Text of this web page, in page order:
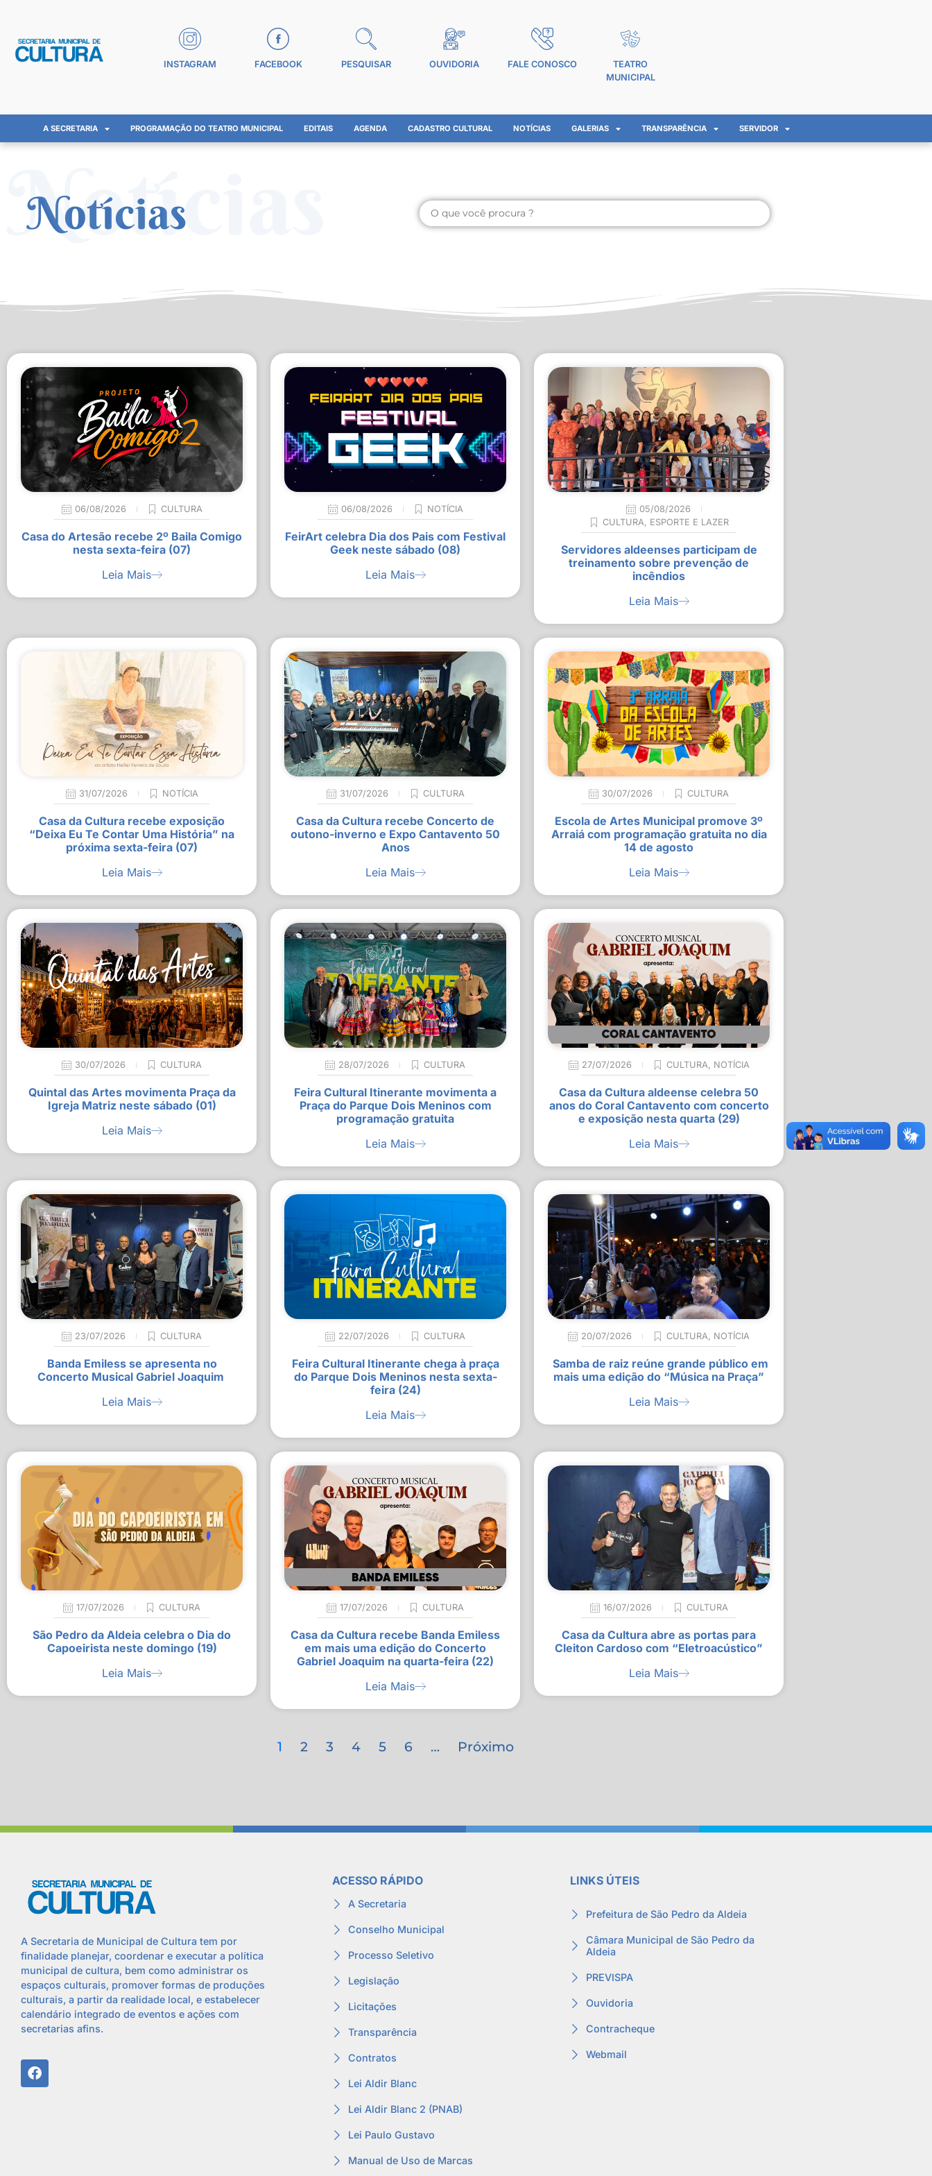
INSTAGRAM FACEBOOK PESQUISAR OUVIDORIA FALE CONOSCO
TEATRO
MUNICIPAL
A SECRETARIA PROGRAMAÇÃO DO TEATRO MUNICIPAL EDITAIS AGENDA CADASTRO CULTURAL NOTÍCIAS GALERIAS TRANSPARÊNCIA SERVIDOR
Notícias
Notícias
06/08/2026 CULTURA
Casa do Artesão recebe 2º Baila Comigo
nesta sexta-feira (07)
Leia Mais
06/08/2026 NOTÍCIA
FeirArt celebra Dia dos Pais com Festival
Geek neste sábado (08)
Leia Mais
05/08/2026
CULTURA, ESPORTE E LAZER
Servidores aldeenses participam de
treinamento sobre prevenção de
incêndios
Leia Mais
31/07/2026 NOTÍCIA
Casa da Cultura recebe exposição
“Deixa Eu Te Contar Uma História” na
próxima sexta-feira (07)
Leia Mais
31/07/2026 CULTURA
Casa da Cultura recebe Concerto de
outono-inverno e Expo Cantavento 50
Anos
Leia Mais
30/07/2026 CULTURA
Escola de Artes Municipal promove 3º
Arraiá com programação gratuita no dia
14 de agosto
Leia Mais
30/07/2026 CULTURA
Quintal das Artes movimenta Praça da
Igreja Matriz neste sábado (01)
Leia Mais
28/07/2026 CULTURA
Feira Cultural Itinerante movimenta a
Praça do Parque Dois Meninos com
programação gratuita
Leia Mais
27/07/2026 CULTURA, NOTÍCIA
Casa da Cultura aldeense celebra 50
anos do Coral Cantavento com concerto
e exposição nesta quarta (29)
Leia Mais
23/07/2026 CULTURA
Banda Emiless se apresenta no
Concerto Musical Gabriel Joaquim
Leia Mais
22/07/2026 CULTURA
Feira Cultural Itinerante chega à praça
do Parque Dois Meninos nesta sexta-
feira (24)
Leia Mais
20/07/2026 CULTURA, NOTÍCIA
Samba de raiz reúne grande público em
mais uma edição do “Música na Praça”
Leia Mais
17/07/2026 CULTURA
São Pedro da Aldeia celebra o Dia do
Capoeirista neste domingo (19)
Leia Mais
17/07/2026 CULTURA
Casa da Cultura recebe Banda Emiless
em mais uma edição do Concerto
Gabriel Joaquim na quarta-feira (22)
Leia Mais
16/07/2026 CULTURA
Casa da Cultura abre as portas para
Cleiton Cardoso com “Eletroacústico”
Leia Mais
1 2 3 4 5 6 … Próximo
A Secretaria de Municipal de Cultura tem por
finalidade planejar, coordenar e executar a política
municipal de cultura, bem como administrar os
espaços culturais, promover formas de produções
culturais, a partir da realidade local, e estabelecer
calendário integrado de eventos e ações com
secretarias afins.
ACESSO RÁPIDO
A Secretaria
Conselho Municipal
Processo Seletivo
Legislação
Licitações
Transparência
Contratos
Lei Aldir Blanc
Lei Aldir Blanc 2 (PNAB)
Lei Paulo Gustavo
Manual de Uso de Marcas
LINKS ÚTEIS
Prefeitura de São Pedro da Aldeia
Câmara Municipal de São Pedro da
Aldeia
PREVISPA
Ouvidoria
Contracheque
Webmail